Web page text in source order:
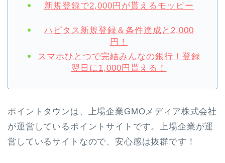
新規登録で2,000円が貰えるモッピー
ハピタス新規登録＆条件達成と2,000
円！
スマホひとつで完結みんなの銀行！登録
翌日に1,000円貰える！
ポイントタウンは、上場企業GMOメディア株式会社
が運営しているポイントサイトです。上場企業が運
営しているサイトなので、安心感は抜群です！